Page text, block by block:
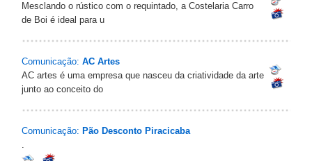
Mesclando o rústico com o requintado, a Costelaria Carro
de Boi é ideal para u
Comunicação: AC Artes
AC artes é uma empresa que nasceu da criatividade da arte
junto ao conceito do
Comunicação: Pão Desconto Piracicaba
.